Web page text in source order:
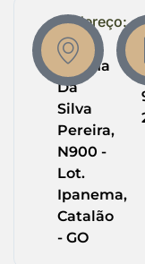
Endereço:
R.
Helena
Da
Silva
Pereira,
N900 -
Lot.
Ipanema,
Catalão
- GO